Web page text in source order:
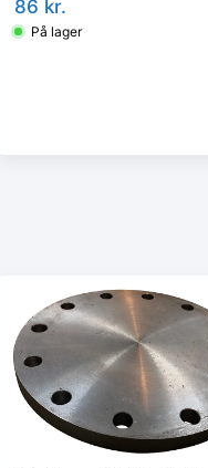
86 kr.
På lager